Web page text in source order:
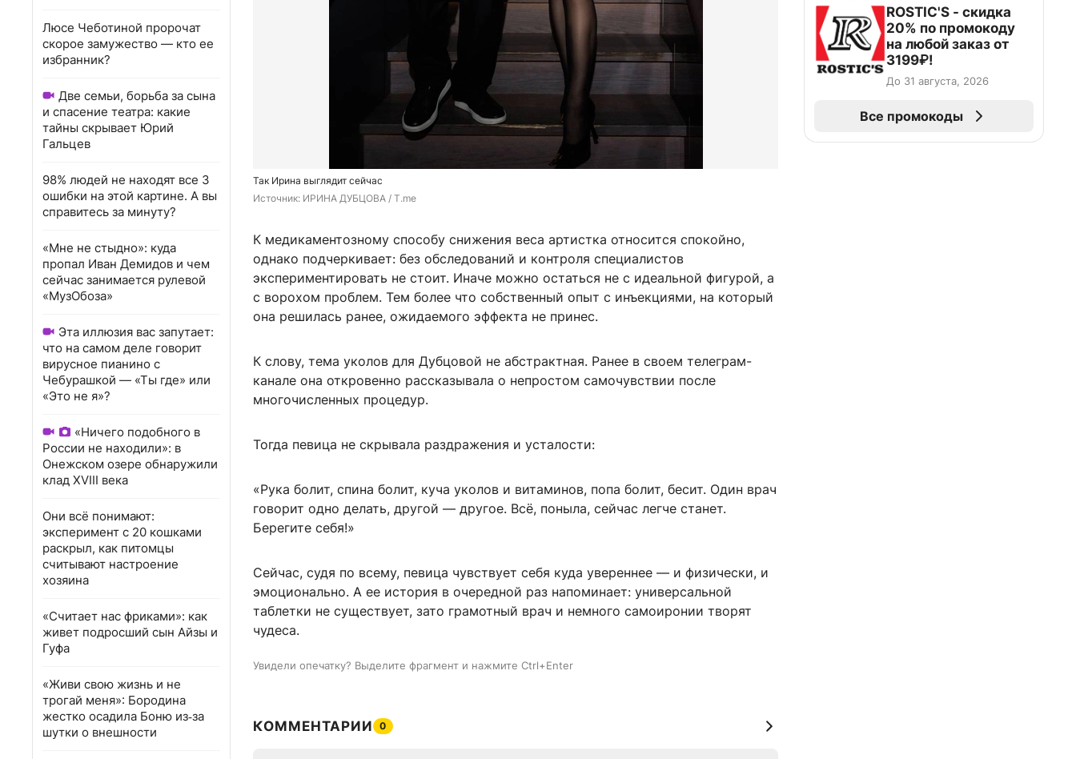
Люсе Чеботиной пророчат
скорое замужество — кто ее
избранник?
Две семьи, борьба за сына
и спасение театра: какие
тайны скрывает Юрий
Гальцев
98% людей не находят все 3
ошибки на этой картине. А вы
справитесь за минуту?
«Мне не стыдно»: куда
пропал Иван Демидов и чем
сейчас занимается рулевой
«МузОбоза»
Эта иллюзия вас запутает:
что на самом деле говорит
вирусное пианино с
Чебурашкой — «Ты где» или
«Это не я»?
«Ничего подобного в
России не находили»: в
Онежском озере обнаружили
клад XVIII века
Они всё понимают:
эксперимент с 20 кошками
раскрыл, как питомцы
считывают настроение
хозяина
«Считает нас фриками»: как
живет подросший сын Айзы и
Гуфа
«Живи свою жизнь и не
трогай меня»: Бородина
жестко осадила Боню из‑за
шутки о внешности
Так Ирина выглядит сейчас
Источник: ИРИНА ДУБЦОВА / T.me
К медикаментозному способу снижения веса артистка относится спокойно,
однако подчеркивает: без обследований и контроля специалистов
экспериментировать не стоит. Иначе можно остаться не с идеальной фигурой, а
с ворохом проблем. Тем более что собственный опыт с инъекциями, на который
она решилась ранее, ожидаемого эффекта не принес.
К слову, тема уколов для Дубцовой не абстрактная. Ранее в своем телеграм-
канале она откровенно рассказывала о непростом самочувствии после
многочисленных процедур.
Тогда певица не скрывала раздражения и усталости:
«Рука болит, спина болит, куча уколов и витаминов, попа болит, бесит. Один врач
говорит одно делать, другой — другое. Всё, поныла, сейчас легче станет.
Берегите себя!»
Сейчас, судя по всему, певица чувствует себя куда увереннее — и физически, и
эмоционально. А ее история в очередной раз напоминает: универсальной
таблетки не существует, зато грамотный врач и немного самоиронии творят
чудеса.
Увидели опечатку? Выделите фрагмент и нажмите Ctrl+Enter
КОММЕНТАРИИ 0
ROSTIC'S - скидка
20% по промокоду
на любой заказ от
3199₽!
До 31 августа, 2026
Все промокоды